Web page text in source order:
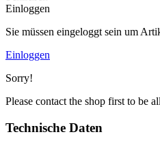
Einloggen
Sie müssen eingeloggt sein um
Einloggen
Sorry!
Please contact the shop first to be
Technische Daten